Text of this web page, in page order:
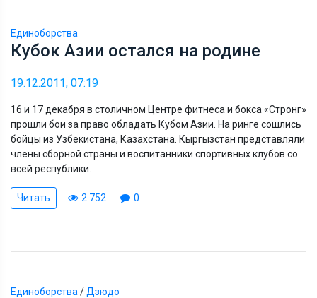
Единоборства
Кубок Азии остался на родине
19.12.2011, 07:19
16 и 17 декабря в столичном Центре фитнеса и бокса «Стронг»
прошли бои за право обладать Кубом Азии. На ринге сошлись
бойцы из Узбекистана, Казахстана. Кыргызстан представляли
члены сборной страны и воспитанники спортивных клубов со
всей республики.
Читать 2 752 0
Единоборства / Дзюдо